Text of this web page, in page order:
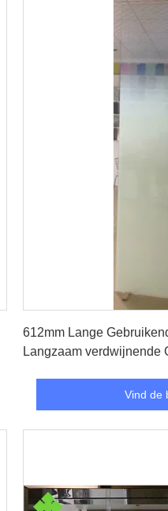
612mm Lange
Langzaam verdwijnende
Vind de